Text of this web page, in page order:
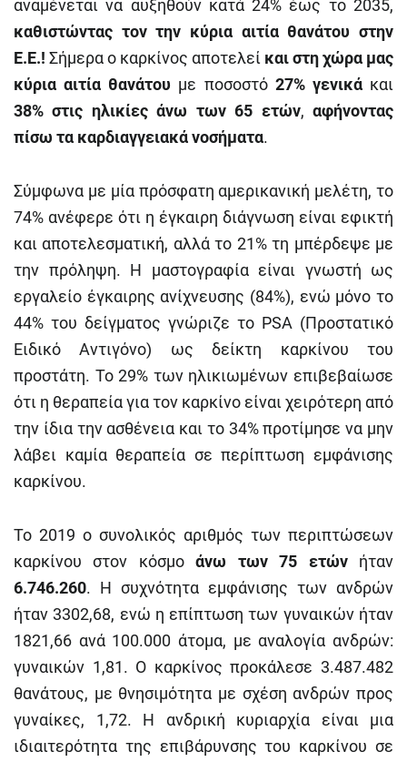
αναμένεται να αυξηθούν κατά 24% έως το 2035,
καθιστώντας τον την κύρια αιτία θανάτου στην
Ε.Ε.! Σήμερα ο καρκίνος αποτελεί και στη χώρα μας
κύρια αιτία θανάτου με ποσοστό 27% γενικάκαι
38% στις ηλικίες άνω των 65 ετών,αφήνοντας
πίσω τα καρδιαγγειακά νοσήματα.
Σύμφωνα με μία πρόσφατη αμερικανική μελέτη, το
74% ανέφερε ότι η έγκαιρη διάγνωση είναι εφικτή
και αποτελεσματική, αλλά το 21% τη μπέρδεψε με
την πρόληψη. Η μαστογραφία είναι γνωστή ως
εργαλείο έγκαιρης ανίχνευσης (84%), ενώ μόνο το
44% του δείγματος γνώριζε το PSA (Προστατικό
Ειδικό Αντιγόνο) ως δείκτη καρκίνου του
προστάτη. Το 29% των ηλικιωμένων επιβεβαίωσε
ότι η θεραπεία για τον καρκίνο είναι χειρότερη από
την ίδια την ασθένεια και το 34% προτίμησε να μην
λάβει καμία θεραπεία σε περίπτωση εμφάνισης
καρκίνου.
Το 2019 ο συνολικός αριθμός των περιπτώσεων
καρκίνου στον κόσμοάνω των 75 ετώνήταν
6.746.260. Η συχνότητα εμφάνισης των ανδρών
ήταν 3302,68, ενώ η επίπτωση των γυναικών ήταν
1821,66 ανά 100.000 άτομα, με αναλογία ανδρών:
γυναικών 1,81. Ο καρκίνος προκάλεσε 3.487.482
θανάτους, με θνησιμότητα με σχέση ανδρών προς
γυναίκες, 1,72. Η ανδρική κυριαρχία είναι μια
ιδιαιτερότητα της επιβάρυνσης του καρκίνου σε